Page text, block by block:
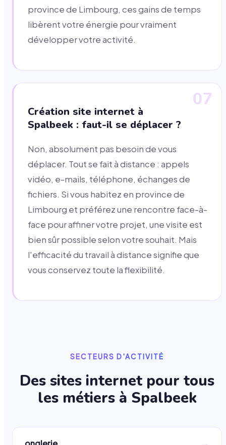
province de Limbourg, ces gains de temps
libèrent votre énergie pour vraiment
développer votre activité.
07
Création site internet à
Spalbeek : faut-il se déplacer ?
Non, absolument pas besoin de vous
déplacer. Tout se fait à distance : appels
vidéo, e-mails, téléphone, échanges de
fichiers. Si vous habitez en province de
Limbourg et préférez une rencontre face-à-
face pour affiner votre projet, une visite est
bien sûr possible selon votre souhait. Mais
l'efficacité du travail à distance signifie que
vous conservez toute la flexibilité.
SECTEURS D'ACTIVITÉ
Des sites internet pour tous
les métiers à Spalbeek